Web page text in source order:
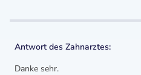
Antwort des Zahnarztes:
Danke sehr.